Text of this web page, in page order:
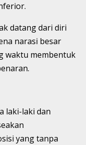
datang dari diri
narasi besar
waktu membentuk
laki-laki dan
yang tanpa